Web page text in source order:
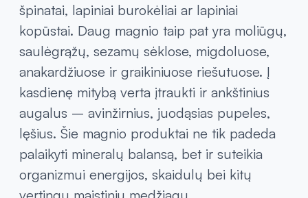
špinatai, lapiniai burokėliai ar lapiniai
kopūstai. Daug magnio taip pat yra moliūgų,
saulėgrąžų, sezamų sėklose, migdoluose,
anakardžiuose ir graikiniuose riešutuose. Į
kasdienę mitybą verta įtraukti ir ankštinius
augalus – avinžirnius, juodąsias pupeles,
lęšius. Šie magnio produktai ne tik padeda
palaikyti mineralų balansą, bet ir suteikia
organizmui energijos, skaidulų bei kitų